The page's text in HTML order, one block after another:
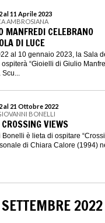
al 11 Aprile 2023
AMBROSIANA
MANFREDI CELEBRANO
DI LUCE
al 10 gennaio 2023, la Sala
“Gioielli di Giulio
al 21 Ottobre 2022
BONELLI
VIEWS
è lieta di ospitare
di Chiara Calore (1994)
2022